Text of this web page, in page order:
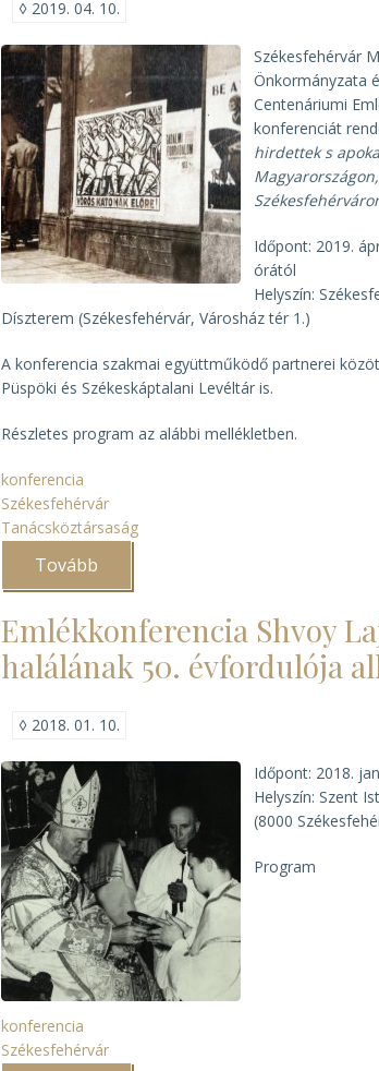
◊ 2019. 04. 10.
Székesfehérvár
Önkormányzata
Centenáriumi
konferenciát
hirdettek s
Időpont: 2019.
órától
Helyszín:
Díszterem (Székesfehérvár, Városház tér 1.)
A konferencia szakmai együttműködő partnerei
Püspöki és Székeskáptalani Levéltár is.
Részletes program az alábbi mellékletben.
konferencia
Székesfehérvár
Tanácsköztársaság
Tovább
s
apokalipszis
jött”)
Emlékkonferencia Shvoy
halálának 50. évfordulója
◊ 2018. 01. 10.
Időpont: 2018.
Helyszín: Szent
(8000
Program
konferencia
Székesfehérvár